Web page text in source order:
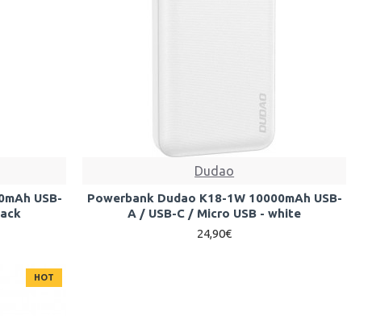
USB-
Dudao
Powerbank Dudao K18-1W 10000mAh USB-
A / USB-C / Micro USB - white
24,90€
HOT